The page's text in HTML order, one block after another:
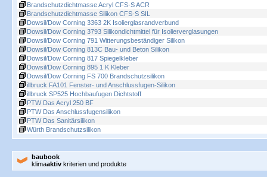
Brandschutzdichtmasse Acryl CFS-S ACR
Brandschutzdichtmasse Silikon CFS-S SIL
Dowsil/Dow Corning 3363 2K Isolierglasrandverbund
Dowsil/Dow Corning 3793 Silikondichtmittel für Isolierverglasungen
Dowsil/Dow Corning 791 Witterungsbeständiger Silikon
Dowsil/Dow Corning 813C Bau- und Beton Silikon
Dowsil/Dow Corning 817 Spiegelkleber
Dowsil/Dow Corning 895 1 K Kleber
Dowsil/Dow Corning FS 700 Brandschutzsilikon
illbruck FA101 Fenster- und Anschlussfugen-Silikon
illbruck SP525 Hochbaufugen Dichtstoff
PTW Das Acryl 250 BF
PTW Das Anschlussfugensilikon
PTW Das Sanitärsilikon
Würth Brandschutzsilikon
baubook
klimaaktiv kriterien und produkte